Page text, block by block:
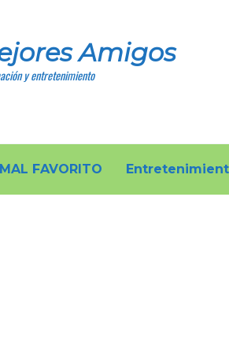
Amigos
y entretenimiento
FAVORITO